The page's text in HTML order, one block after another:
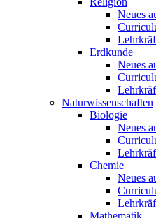
Neues
Erdkunde
Neues
Naturwissenschaften
Biologie
Neues
Chemie
Neues